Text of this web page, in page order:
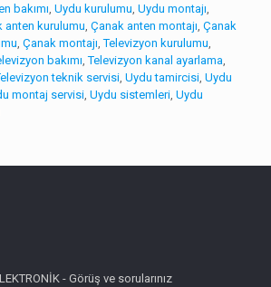
bakımı Uydu kurulumu Uydu montajı
anten kurulumu Çanak anten montajı Çanak
Çanak montajı ,Televizyon kurulumu
bakımı ,Televizyon kanal ayarlama
teknik servisi, Uydu tamircisi, Uydu
montaj servisi, Uydu sistemleri, Uydu
- Görüş ve sorularınız